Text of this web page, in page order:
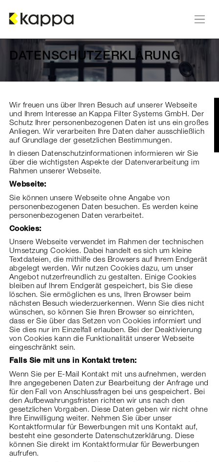
Zum Inhalt springen
DATENSCHUTZERKLÄRUNG
Wir freuen uns über Ihren Besuch auf unserer Webseite
und Ihrem Interesse an Kappa Filter Systems GmbH. Der
Schutz Ihrer personenbezogenen Daten ist uns ein großes
Anliegen. Wir verarbeiten Ihre Daten daher ausschließlich
auf Grundlage der gesetzlichen Bestimmungen.
In diesen Datenschutzinformationen informieren wir Sie
über die wichtigsten Aspekte der Datenverarbeitung im
Rahmen unserer Webseite.
Webseite:
Sie können unsere Webseite ohne Angabe von
personenbezogenen Daten besuchen. Es werden keine
personenbezogenen Daten verarbeitet.
Cookies:
Unsere Webseite verwendet im Rahmen der technischen
Umsetzung Cookies. Dabei handelt es sich um kleine
Textdateien, die mithilfe des Browsers auf Ihrem Endgerät
abgelegt werden. Wir nutzen Cookies dazu, um unser
Angebot nutzerfreundlich zu gestalten. Einige Cookies
bleiben auf Ihrem Endgerät gespeichert, bis Sie diese
löschen. Sie ermöglichen es uns, Ihren Browser beim
nächsten Besuch wiederzuerkennen. Wenn Sie dies nicht
wünschen, so können Sie Ihren Browser so einrichten,
dass er Sie über das Setzen von Cookies informiert und
Sie dies nur im Einzelfall erlauben. Bei der Deaktivierung
von Cookies kann die Funktionalität unserer Webseite
eingeschränkt sein.
Falls Sie mit uns in Kontakt treten:
Wenn Sie per E-Mail Kontakt mit uns aufnehmen, werden
Ihre angegebenen Daten zur Bearbeitung der Anfrage und
für den Fall von Anschlussfragen bei uns gespeichert. Bei
den Aufbewahrungsfristen richten wir uns nach den
gesetzlichen Vorgaben. Diese Daten geben wir nicht ohne
Ihre Einwilligung weiter. Nehmen Sie über unser
Kontaktformular für Bewerbungen mit uns Kontakt auf,
besteht eine gesonderte Datenschutzerklärung. Diese
können Sie direkt im Kontaktformular für Bewerbungen
aufrufen.